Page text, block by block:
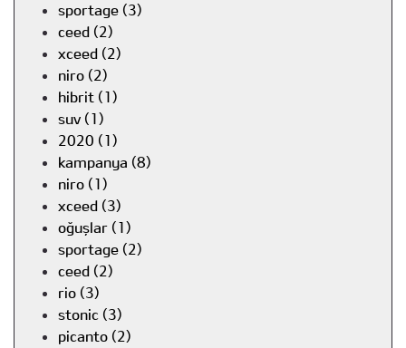
sportage (3)
ceed (2)
xceed (2)
niro (2)
hibrit (1)
suv (1)
2020 (1)
kampanya (8)
niro (1)
xceed (3)
oğuşlar (1)
sportage (2)
ceed (2)
rio (3)
stonic (3)
picanto (2)